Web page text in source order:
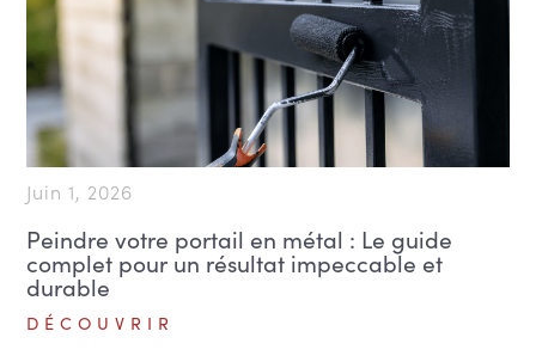
Juin 1, 2026
Peindre votre portail en métal : Le guide
complet pour un résultat impeccable et
durable
DÉCOUVRIR